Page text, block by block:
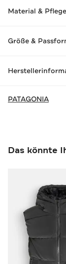
Material & Pflege
Größe &
PATAGONIA
Das könnte